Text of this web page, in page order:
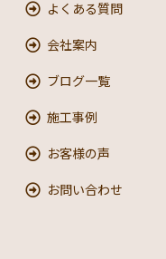
よくある質問
会社案内
ブログ一覧
施工事例
お客様の声
お問い合わせ